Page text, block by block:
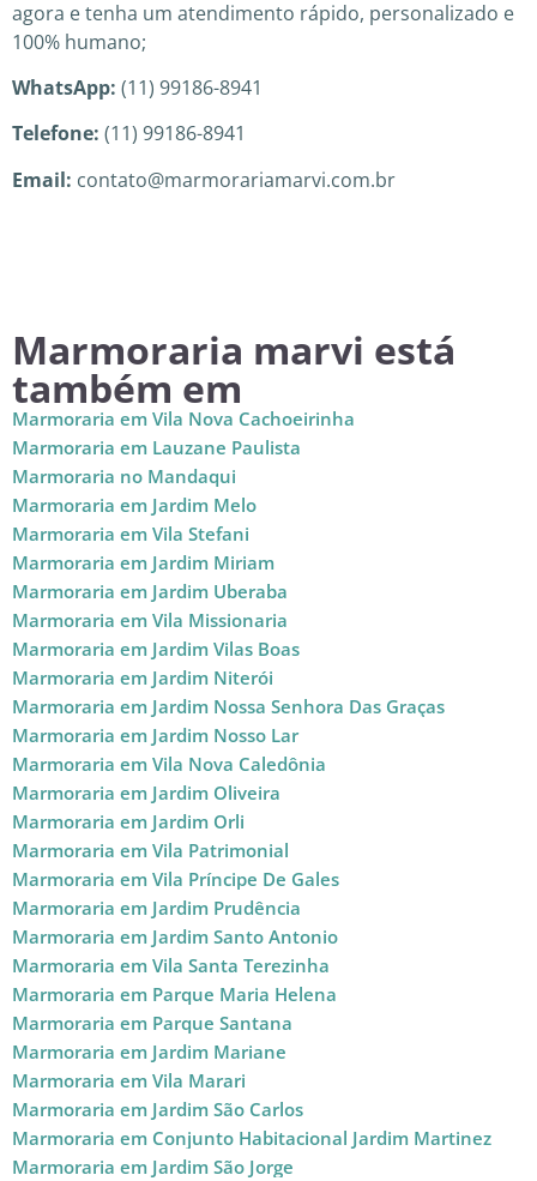
agora e tenha um atendimento rápido, personalizado e
100% humano;
WhatsApp: (11) 99186-8941
Telefone: (11) 99186-8941
Email: contato@marmorariamarvi.com.br
Marmoraria marvi está
também em
Marmoraria em Vila Nova Cachoeirinha
Marmoraria em Lauzane Paulista
Marmoraria no Mandaqui
Marmoraria em Jardim Melo
Marmoraria em Vila Stefani
Marmoraria em Jardim Miriam
Marmoraria em Jardim Uberaba
Marmoraria em Vila Missionaria
Marmoraria em Jardim Vilas Boas
Marmoraria em Jardim Niterói
Marmoraria em Jardim Nossa Senhora Das Graças
Marmoraria em Jardim Nosso Lar
Marmoraria em Vila Nova Caledônia
Marmoraria em Jardim Oliveira
Marmoraria em Jardim Orli
Marmoraria em Vila Patrimonial
Marmoraria em Vila Príncipe De Gales
Marmoraria em Jardim Prudência
Marmoraria em Jardim Santo Antonio
Marmoraria em Vila Santa Terezinha
Marmoraria em Parque Maria Helena
Marmoraria em Parque Santana
Marmoraria em Jardim Mariane
Marmoraria em Vila Marari
Marmoraria em Jardim São Carlos
Marmoraria em Conjunto Habitacional Jardim Martinez
Marmoraria em Jardim São Jorge